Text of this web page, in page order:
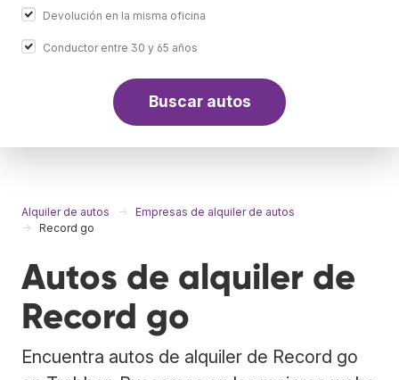
Devolución en la misma oficina
Conductor entre 30 y 65 años
Buscar autos
Alquiler de autos
Empresas de alquiler de autos
Record go
Autos de alquiler de
Record go
Encuentra autos de alquiler de Record go